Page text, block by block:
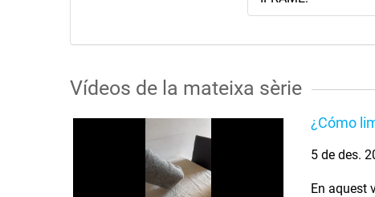
Vídeos de la mateixa sèrie
¿Cómo
5 de des.
En aquest